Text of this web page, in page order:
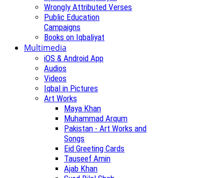
Wrongly Attributed Verses
Public Education
Campaigns
Books on Iqbaliyat
Multimedia
iOS & Android App
Audios
Videos
Iqbal in Pictures
Art Works
Maya Khan
Muhammad Arqum
Pakistan - Art Works and
Songs
Eid Greeting Cards
Tauseef Amin
Ajab Khan